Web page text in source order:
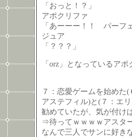
「おっと！？」
アポクリファ
「あーーー！！ パーフ
ジュア
「？？？」
「orz」となっているア
７：恋愛ゲームを始めた
アステフィル)と(７：エ
勧めていたが、気が付け
⇒待ってｗｗｗｗアスタ
なんで三人でサンに好き